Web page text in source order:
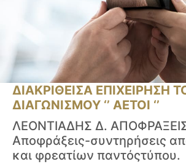
ΔΙΑΚΡΙΘΕΙΣΑ ΕΠΙΧΕΙΡΗΣΗ
ΔΙΑΓΩΝΙΣΜΟΥ ‘’ ΑΕΤΟΙ ‘’
ΛΕΟΝΤΙΑΔΗΣ Δ.
Αποφράξεις-συντηρήσεις
και φρεατίων παντόςτύπου.